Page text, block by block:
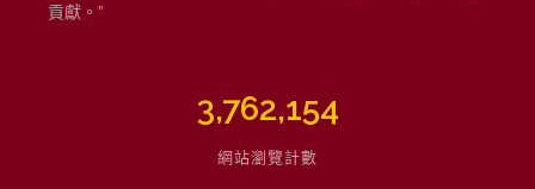
貢獻。”
3,762,154
網站瀏覽計數